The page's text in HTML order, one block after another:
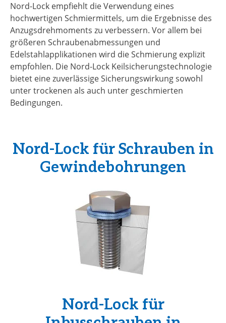
Nord-Lock empfiehlt die Verwendung eines
hochwertigen Schmiermittels, um die Ergebnisse des
Anzugsdrehmoments zu verbessern. Vor allem bei
größeren Schraubenabmessungen und
Edelstahlapplikationen wird die Schmierung explizit
empfohlen. Die Nord-Lock Keilsicherungstechnologie
bietet eine zuverlässige Sicherungswirkung sowohl
unter trockenen als auch unter geschmierten
Bedingungen.
Nord-Lock für Schrauben in
Gewindebohrungen
Nord-Lock für